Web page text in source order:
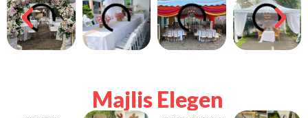
Majlis Elegen